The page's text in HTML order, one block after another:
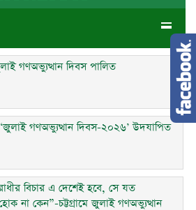
গণঅভ্যুত্থান দিবস পালিত
‘জুলাই গণঅভ্যুত্থান দিবস-২০২৬’ উদযাপিত
বিচার এ দেশেই হবে, সে যত
না কেন”-চট্টগ্রামে জুলাই গণঅভ্যুত্থান